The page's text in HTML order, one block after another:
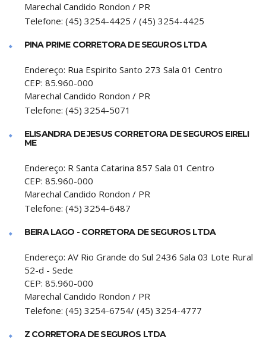
Marechal Candido Rondon / PR
Telefone: (45) 3254-4425 / (45) 3254-4425
PINA PRIME CORRETORA DE SEGUROS LTDA
Endereço: Rua Espirito Santo 273 Sala 01 Centro
CEP: 85.960-000
Marechal Candido Rondon / PR
Telefone: (45) 3254-5071
ELISANDRA DE JESUS CORRETORA DE SEGUROS EIRELI
ME
Endereço: R Santa Catarina 857 Sala 01 Centro
CEP: 85.960-000
Marechal Candido Rondon / PR
Telefone: (45) 3254-6487
BEIRA LAGO - CORRETORA DE SEGUROS LTDA
Endereço: AV Rio Grande do Sul 2436 Sala 03 Lote Rural
52-d - Sede
CEP: 85.960-000
Marechal Candido Rondon / PR
Telefone: (45) 3254-6754/ (45) 3254-4777
Z CORRETORA DE SEGUROS LTDA